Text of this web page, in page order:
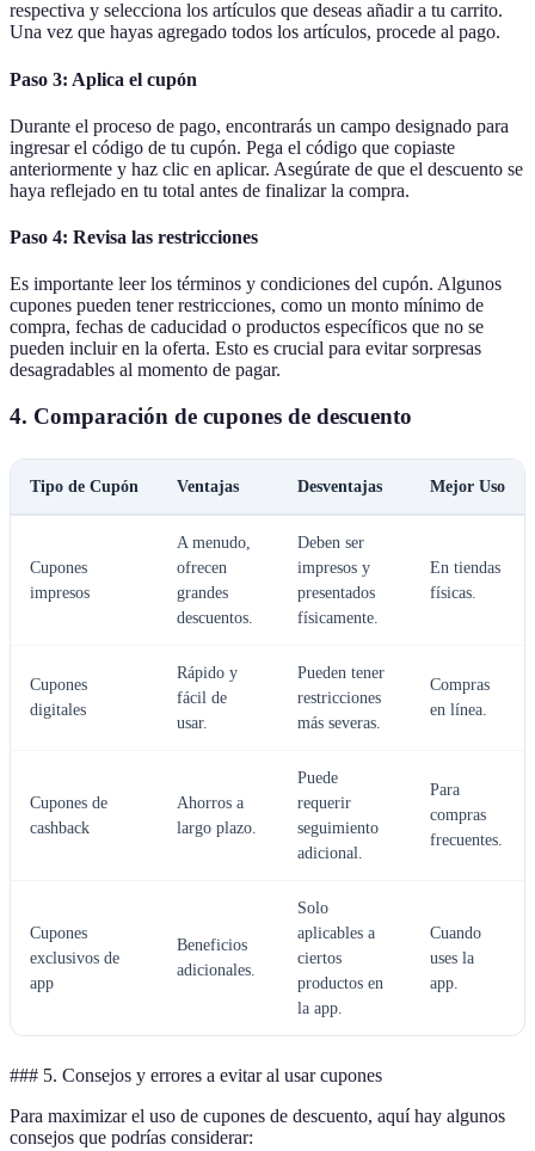
respectiva y selecciona los artículos que deseas añadir a tu carrito.
Una vez que hayas agregado todos los artículos, procede al pago.
Paso 3: Aplica el cupón
Durante el proceso de pago, encontrarás un campo designado para
ingresar el código de tu cupón. Pega el código que copiaste
anteriormente y haz clic en aplicar. Asegúrate de que el descuento se
haya reflejado en tu total antes de finalizar la compra.
Paso 4: Revisa las restricciones
Es importante leer los términos y condiciones del cupón. Algunos
cupones pueden tener restricciones, como un monto mínimo de
compra, fechas de caducidad o productos específicos que no se
pueden incluir en la oferta. Esto es crucial para evitar sorpresas
desagradables al momento de pagar.
4. Comparación de cupones de descuento
Tipo de Cupón Ventajas Desventajas Mejor Uso
Cupones
impresos
A menudo,
ofrecen
grandes
descuentos.
Deben ser
impresos y
presentados
físicamente.
En tiendas
físicas.
Cupones
digitales
Rápido y
fácil de
usar.
Pueden tener
restricciones
más severas.
Compras
en línea.
Cupones de
cashback
Ahorros a
largo plazo.
Puede
requerir
seguimiento
adicional.
Para
compras
frecuentes.
Cupones
exclusivos de
app
Beneficios
adicionales.
Solo
aplicables a
ciertos
productos en
la app.
Cuando
uses la
app.
### 5. Consejos y errores a evitar al usar cupones
Para maximizar el uso de cupones de descuento, aquí hay algunos
consejos que podrías considerar: